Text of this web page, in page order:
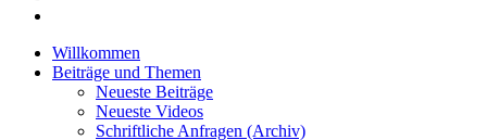
Willkommen
Beiträge und Themen
Neueste Beiträge
Neueste Videos
Schriftliche Anfragen (Archiv)